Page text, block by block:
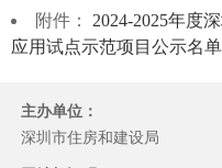
附件： 2024-2025年度
应用试点示范项目公示名
主办单位：
深圳市住房和建设局